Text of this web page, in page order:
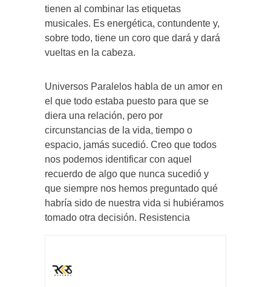
tienen al combinar las etiquetas
musicales. Es energética, contundente y,
sobre todo, tiene un coro que dará y dará
vueltas en la cabeza.
Universos Paralelos habla de un amor en
el que todo estaba puesto para que se
diera una relación, pero por
circunstancias de la vida, tiempo o
espacio, jamás sucedió. Creo que todos
nos podemos identificar con aquel
recuerdo de algo que nunca sucedió y
que siempre nos hemos preguntado qué
habría sido de nuestra vida si hubiéramos
tomado otra decisión. Resistencia